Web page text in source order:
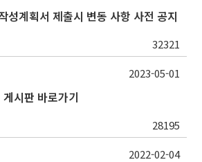
성계획서 제출시 변동 사항 사전 공지
32321
시판 바로가기
28195
2023-05-01
2022-02-04